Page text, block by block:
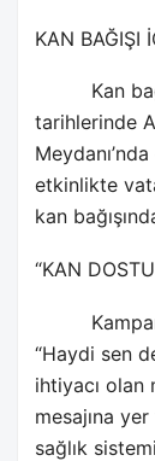
KAN BAĞIŞI
Kan
tarihlerinde
etkinlikte
kan
“KAN
“Haydi sen
ihtiyacı olan
mesajına
sağlık